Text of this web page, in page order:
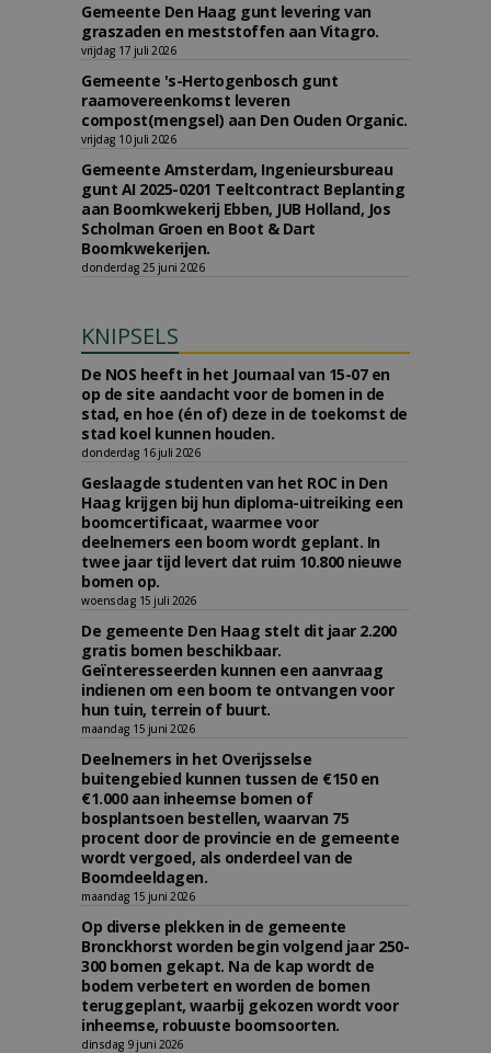
Gemeente Den Haag gunt levering van
graszaden en meststoffen aan Vitagro.
vrijdag 17 juli 2026
Gemeente 's-Hertogenbosch gunt
raamovereenkomst leveren
compost(mengsel) aan Den Ouden Organic.
vrijdag 10 juli 2026
Gemeente Amsterdam, Ingenieursbureau
gunt AI 2025-0201 Teeltcontract Beplanting
aan Boomkwekerij Ebben, JUB Holland, Jos
Scholman Groen en Boot & Dart
Boomkwekerijen.
donderdag 25 juni 2026
KNIPSELS
De NOS heeft in het Journaal van 15-07 en
op de site aandacht voor de bomen in de
stad, en hoe (én of) deze in de toekomst de
stad koel kunnen houden.
donderdag 16 juli 2026
Geslaagde studenten van het ROC in Den
Haag krijgen bij hun diploma-uitreiking een
boomcertificaat, waarmee voor
deelnemers een boom wordt geplant. In
twee jaar tijd levert dat ruim 10.800 nieuwe
bomen op.
woensdag 15 juli 2026
De gemeente Den Haag stelt dit jaar 2.200
gratis bomen beschikbaar.
Geïnteresseerden kunnen een aanvraag
indienen om een boom te ontvangen voor
hun tuin, terrein of buurt.
maandag 15 juni 2026
Deelnemers in het Overijsselse
buitengebied kunnen tussen de €150 en
€1.000 aan inheemse bomen of
bosplantsoen bestellen, waarvan 75
procent door de provincie en de gemeente
wordt vergoed, als onderdeel van de
Boomdeeldagen.
maandag 15 juni 2026
Op diverse plekken in de gemeente
Bronckhorst worden begin volgend jaar 250-
300 bomen gekapt. Na de kap wordt de
bodem verbetert en worden de bomen
teruggeplant, waarbij gekozen wordt voor
inheemse, robuuste boomsoorten.
dinsdag 9 juni 2026